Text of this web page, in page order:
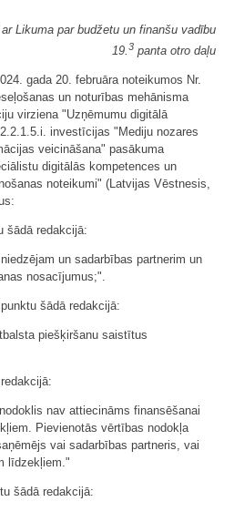
Likuma par budžetu un finanšu vadību
19.3 panta otro daļu
gada 20. februāra noteikumos Nr.
un noturības mehānisma
virziena "Uzņēmumu digitālā
investīcijas "Mediju nozares
veicināšana" pasākuma
digitālās kompetences un
noteikumi" (Latvijas Vēstnesis,
šādā redakcijā:
un sadarbības partnerim un
nosacījumus;".
šādā redakcijā:
piešķiršanu saistītus
nav attiecināms finansēšanai
Pievienotās vērtības nodokļa
vai sadarbības partneris, vai
līdzekļiem."
šādā redakcijā: